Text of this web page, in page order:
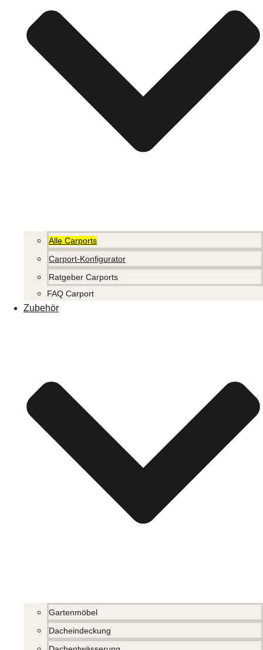
Alle Carports
Carport-Konfigurator
Ratgeber Carports
FAQ Carport
Zubehör
Gartenmöbel
Dacheindeckung